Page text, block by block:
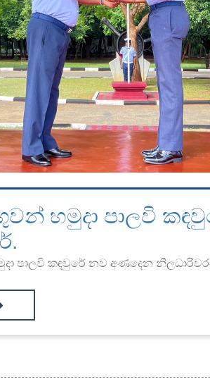
ගුවන් හමුදා පාලවි
පාලවි කඳවුරේ නව අණදෙන